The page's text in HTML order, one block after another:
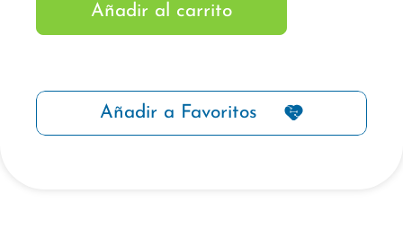
Añadir al carrito
Añadir a Favoritos